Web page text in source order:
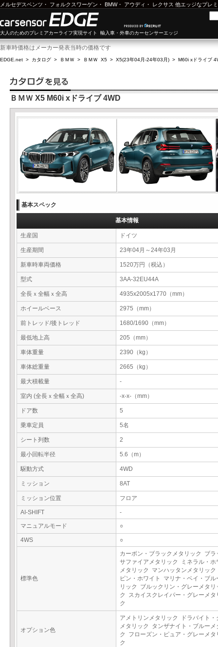
メルセデスベンツ ・ フォルクスワーゲン ・ BMW・ アウディ ・ レクサス 他エッジなプレ
大人のためのプレミアカーライフ実現サイト 輸入車・外車のカーセンサーエッジ
新車時価格はメーカー発表当時の価格です
EDGE.net > カタログ > ＢＭＷ > ＢＭＷ X5 > X5(23年04月-24年03月) > M60i xドライブ
ＢＭＷ X5 M60i xドライブ 4WD
基本スペック
基本情報
生産国 ドイツ
生産期間 23年04月～24年03月
新車時車両価格 1520万円（税込）
型式 3AA-32EU44A
全長ｘ全幅ｘ全高 4935x2005x1770（mm）
ホイールベース 2975（mm）
前トレッド/後トレッド 1680/1690（mm）
最低地上高 205（mm）
車体重量 2390（kg）
車体総重量 2665（kg）
最大積載量 -
室内 (全長ｘ全幅ｘ全高) -x-x-（mm）
ドア数 5
乗車定員 5名
シート列数 2
最小回転半径 5.6（m）
駆動方式 4WD
ミッション 8AT
ミッション位置 フロア
AI-SHIFT
-
マニュアルモード
○
4WS ○
標準色
カーボン・ブラックメタリック ブラ
サファイアメタリック ミネラル・ホ
メタリック マンハッタンメタリッ
ピン・ホワイト マリナ・ベイ・ブル
リック ブルックリン・グレーメタリ
ク スカイスクレイパー・グレーメタ
ク
オプション色
アメトリンメタリック ドラバイト・
メタリック タンザナイト・ブルーメ
ク フローズン・ピュア・グレーメタ
ク